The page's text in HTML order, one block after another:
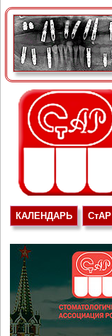
КАЛЕНДАРЬ СтАР